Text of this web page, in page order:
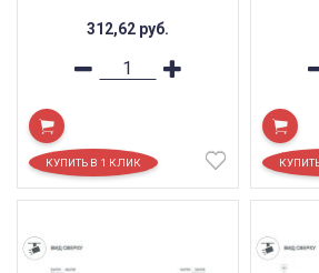
312,62 руб.